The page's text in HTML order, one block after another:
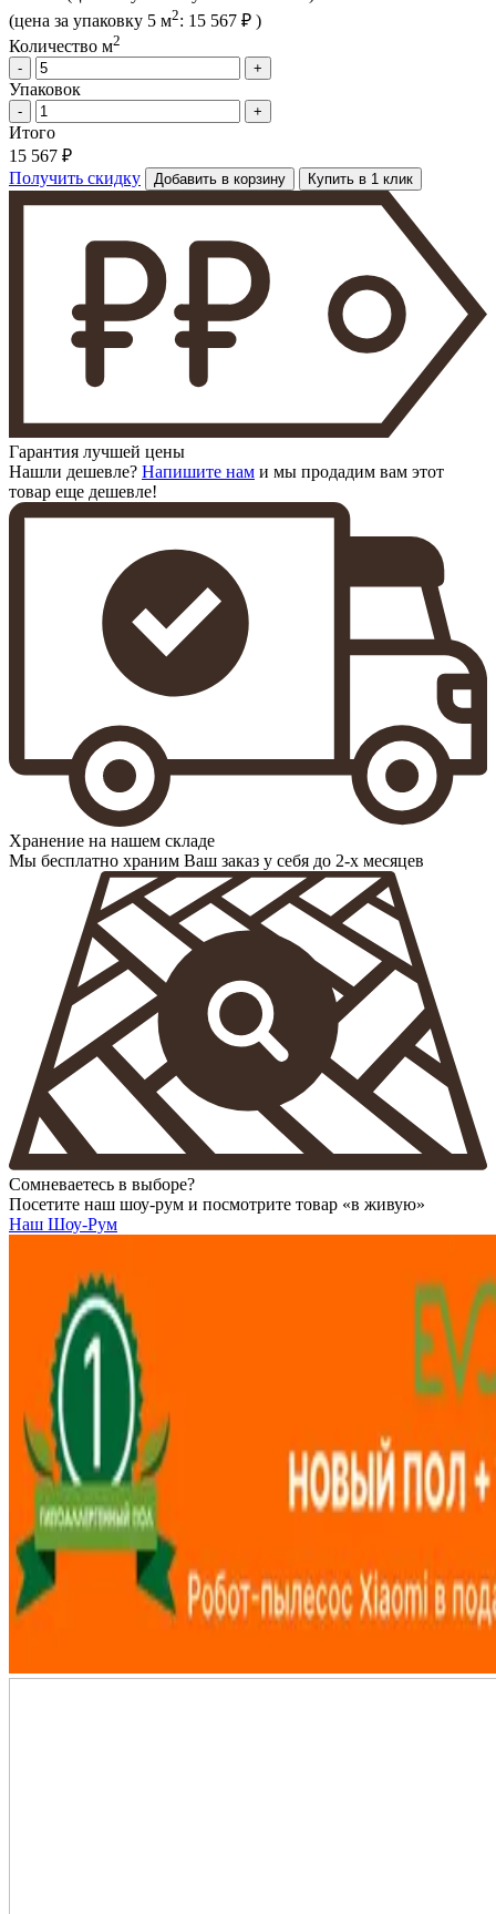
(цена за упаковку 5 м2: 15 567 ₽ )
Количество м2
-
+
Упаковок
- +
Итого
15 567 ₽
Получить скидку
Добавить в корзину Купить в 1 клик
Гарантия лучшей цены
Нашли дешевле? Напишите нам и мы продадим вам этот
товар еще дешевле!
Хранение на нашем складе
Мы бесплатно храним Ваш заказ у себя до 2-х месяцев
Сомневаетесь в выборе?
Посетите наш шоу-рум и посмотрите товар «в живую»
Наш Шоу-Рум